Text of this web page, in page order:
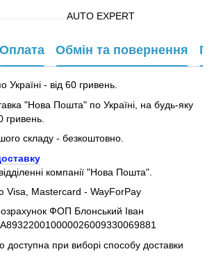
AUTO EXPERT
Оплата Обмін та повернення
- від 60 гривень.
"Нова Пошта" по Україні, на будь-яку
гривень.
складу - безкоштовно.
компанії "Нова Пошта".
Visa, Mastercard - WayForPay
ФОП Блонський Іван
доступна при виборі способу доставки